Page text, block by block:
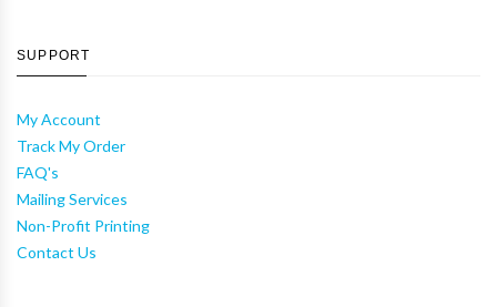
SUPPORT
My Account
Track My Order
FAQ's
Mailing Services
Non-Profit Printing
Contact Us